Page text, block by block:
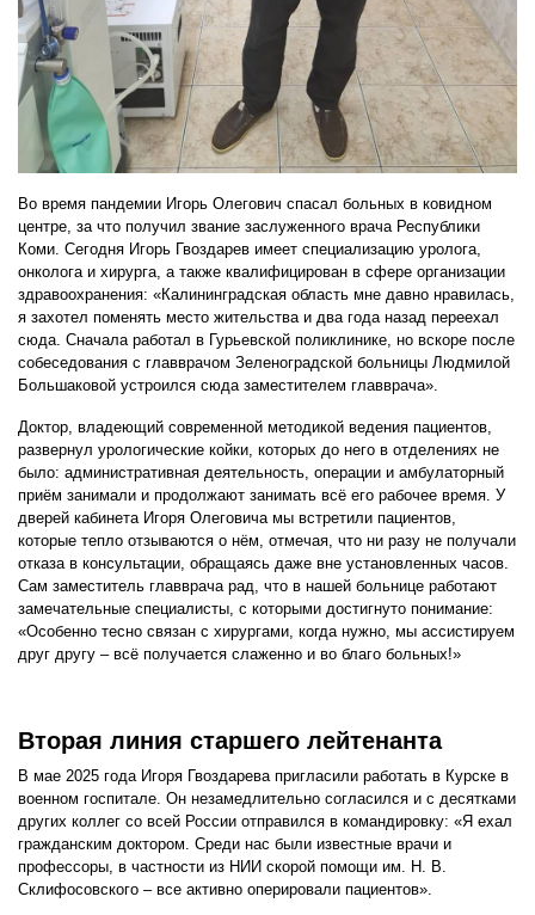
Во время пандемии Игорь Олегович спасал больных в ковидном
центре, за что получил звание заслуженного врача Республики
Коми. Сегодня Игорь Гвоздарев имеет специализацию уролога,
онколога и хирурга, а также квалифицирован в сфере организации
здравоохранения: «Калининградская область мне давно нравилась,
я захотел поменять место жительства и два года назад переехал
сюда. Сначала работал в Гурьевской поликлинике, но вскоре после
собеседования с главврачом Зеленоградской больницы Людмилой
Большаковой устроился сюда заместителем главврача».
Доктор, владеющий современной методикой ведения пациентов,
развернул урологические койки, которых до него в отделениях не
было: административная деятельность, операции и амбулаторный
приём занимали и продолжают занимать всё его рабочее время. У
дверей кабинета Игоря Олеговича мы встретили пациентов,
которые тепло отзываются о нём, отмечая, что ни разу не получали
отказа в консультации, обращаясь даже вне установленных часов.
Сам заместитель главврача рад, что в нашей больнице работают
замечательные специалисты, с которыми достигнуто понимание:
«Особенно тесно связан с хирургами, когда нужно, мы ассистируем
друг другу – всё получается слаженно и во благо больных!»
Вторая линия старшего лейтенанта
В мае 2025 года Игоря Гвоздарева пригласили работать в Курске в
военном госпитале. Он незамедлительно согласился и с десятками
других коллег со всей России отправился в командировку: «Я ехал
гражданским доктором. Среди нас были известные врачи и
профессоры, в частности из НИИ скорой помощи им. Н. В.
Склифосовского – все активно оперировали пациентов».